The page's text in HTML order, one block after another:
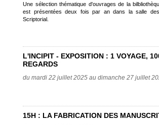
Une sélection thématique d'ouvrages de la
est présentées deux fois par an dans la salle
Scriptorial.
L'INCIPIT - EXPOSITION : 1 VOYAGE,
REGARDS
du mardi 22 juillet 2025 au dimanche 27 juillet
15H : LA FABRICATION DES